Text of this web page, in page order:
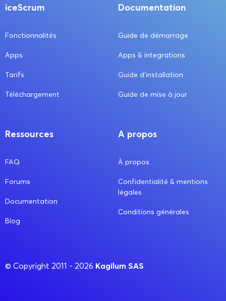
iceScrum
Fonctionnalités
Apps
Tarifs
Téléchargement
Documentation
Guide de démarrage
Apps & integrations
Guide d’installation
Guide de mise à jour
Ressources
FAQ
Forums
Documentation
Blog
A propos
À propos
Confidentialité & mentions
légales
Conditions générales
© Copyright 2011 - 2026 Kagilum SAS